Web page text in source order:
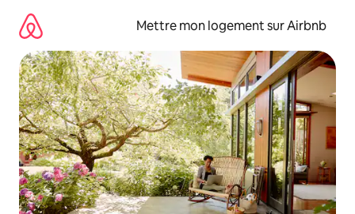
directement
contenu
Mettre mon logement sur Airbnb